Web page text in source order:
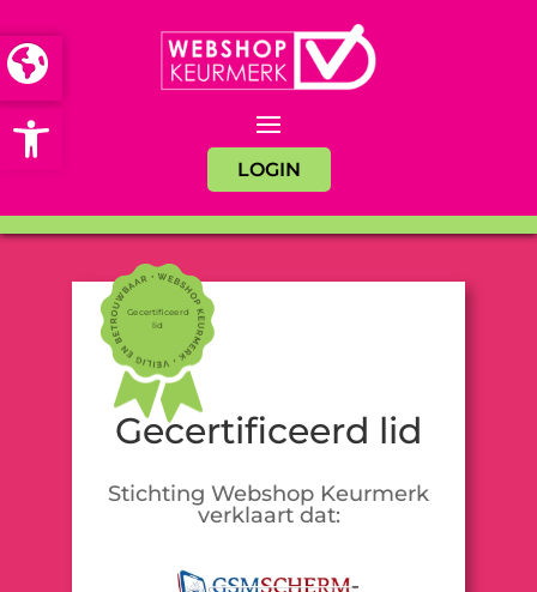
Open toolbar
LOGIN
Gecertificeerd
lid
Gecertificeerd lid
Stichting Webshop Keurmerk
verklaart dat: